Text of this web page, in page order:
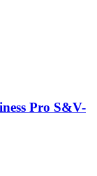
goda råd! •
Pro S&V-